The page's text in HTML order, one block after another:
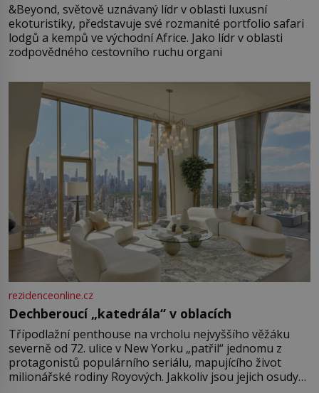
&Beyond, světově uznávaný lídr v oblasti luxusní
ekoturistiky, představuje své rozmanité portfolio safari
lodgů a kempů ve východní Africe. Jako lídr v oblasti
zodpovědného cestovního ruchu organi
rezidenceonline.cz
Dechberoucí „katedrála“ v oblacích
Třípodlažní penthouse na vrcholu nejvyššího věžáku
severně od 72. ulice v New Yorku „patřil“ jednomu z
protagonistů populárního seriálu, mapujícího život
milionářské rodiny Royových. Jakkoliv jsou jejich osudy